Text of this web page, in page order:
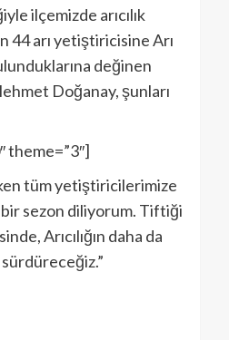
ilçemizde arıcılık
44 arı yetiştiricisine Arı
değinen
Doğanay, şunları
theme=”3″]
tüm yetiştiricilerimize
sezon diliyorum. Tiftiği
Arıcılığın daha da
sürdüreceğiz.”